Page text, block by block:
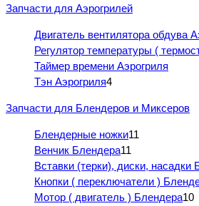
Запчасти для Аэрогрилей
Двигатель вентилятора обдува
Регулятор температуры (
Таймер времени Аэрогриля
Тэн Аэрогриля4
Запчасти для Блендеров и Миксеров
Блендерные ножки11
Венчик Блендера11
Вставки (терки), диски, насадки
Кнопки ( переключатели )
Мотор ( двигатель ) Блендера10